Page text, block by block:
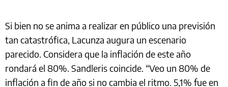
Si bien no se anima a realizar en público una previsión
tan catastrófica, Lacunza augura un escenario
parecido. Considera que la inflación de este año
rondará el 80%. Sandleris coincide. “Veo un 80% de
inflación a fin de año si no cambia el ritmo. 5,1% fue en